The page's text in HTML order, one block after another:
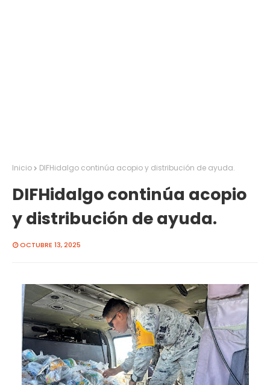
Inicio DIFHidalgo continúa acopio y distribución de ayuda.
DIFHidalgo continúa acopio
y distribución de ayuda.
OCTUBRE 13, 2025